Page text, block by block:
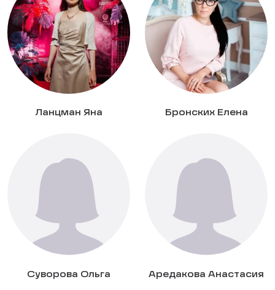
Ланцман Яна Бронских Елена
Суворова Ольга Аредакова Анастасия